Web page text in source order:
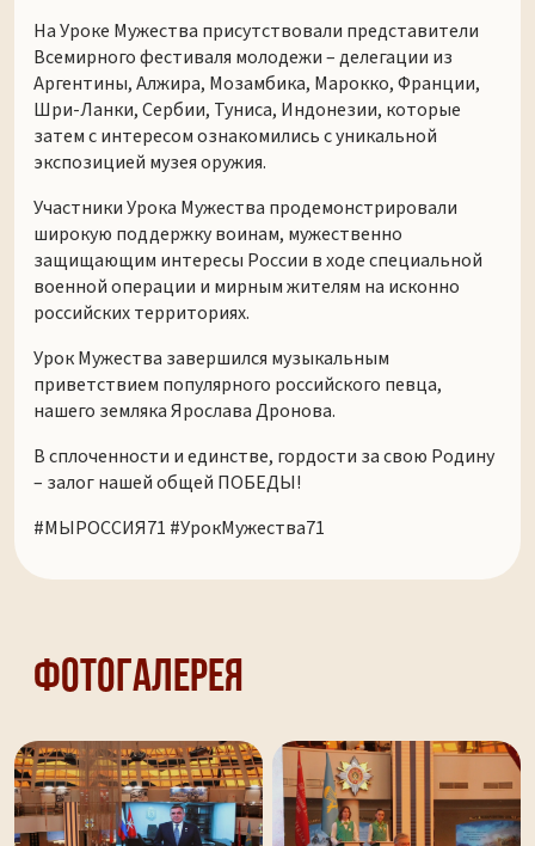
На Уроке Мужества присутствовали представители
Всемирного фестиваля молодежи – делегации из
Аргентины, Алжира, Мозамбика, Марокко, Франции,
Шри-Ланки, Сербии, Туниса, Индонезии, которые
затем с интересом ознакомились с уникальной
экспозицией музея оружия.
Участники Урока Мужества продемонстрировали
широкую поддержку воинам, мужественно
защищающим интересы России в ходе специальной
военной операции и мирным жителям на исконно
российских территориях.
Урок Мужества завершился музыкальным
приветствием популярного российского певца,
нашего земляка Ярослава Дронова.
В сплоченности и единстве, гордости за свою Родину
– залог нашей общей ПОБЕДЫ!
#МЫРОССИЯ71 #УрокМужества71
Фотогалерея